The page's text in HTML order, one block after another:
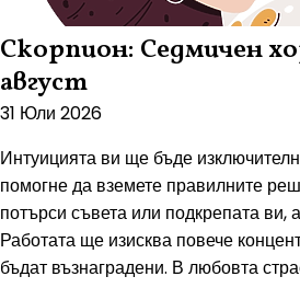
Скорпион: Седмичен
август
31 Юли 2026
Интуицията ви ще бъде
помогне да вземете правилните
потърси съвета или подкрепата ви,
Работата ще изисква повече
бъдат възнаградени. В любовта